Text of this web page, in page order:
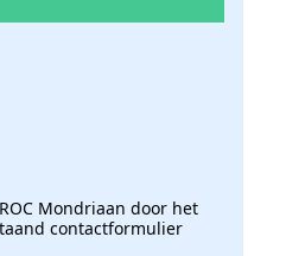
Mondriaan door het
contactformulier